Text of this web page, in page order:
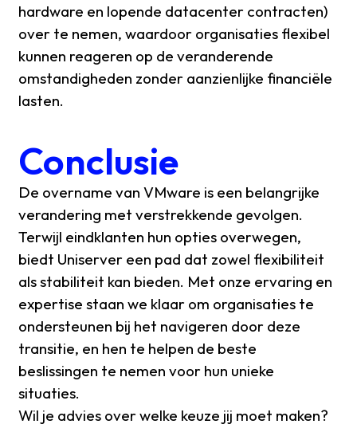
hardware en lopende datacenter contracten)
over te nemen, waardoor organisaties flexibel
kunnen reageren op de veranderende
omstandigheden zonder aanzienlijke financiële
lasten.
Conclusie
De overname van VMware is een belangrijke
verandering met verstrekkende gevolgen.
Terwijl eindklanten hun opties overwegen,
biedt Uniserver een pad dat zowel flexibiliteit
als stabiliteit kan bieden. Met onze ervaring en
expertise staan we klaar om organisaties te
ondersteunen bij het navigeren door deze
transitie, en hen te helpen de beste
beslissingen te nemen voor hun unieke
situaties.
Wil je advies over welke keuze jij moet maken?